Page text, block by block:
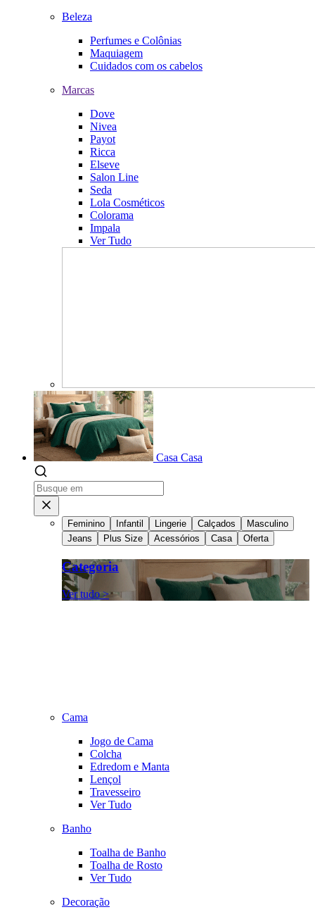
Beleza
Perfumes e Colônias
Maquiagem
Cuidados com os cabelos
Marcas
Dove
Nivea
Payot
Ricca
Elseve
Salon Line
Seda
Lola Cosméticos
Colorama
Impala
Ver Tudo
Casa Casa
Feminino Infantil Lingerie Calçados
Masculino
Jeans
Plus Size Acessórios Casa Oferta
Categoria
Ver tudo >
Cama
Jogo de Cama
Colcha
Edredom e Manta
Lençol
Travesseiro
Ver Tudo
Banho
Toalha de Banho
Toalha de Rosto
Ver Tudo
Decoração